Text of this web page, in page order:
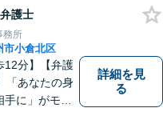
々研鑽に努
と考えており
相談くださ
弁護士
務所
市小倉北区
12分】【弁護
「あなたの身
に」がモッ
詳細を見
る